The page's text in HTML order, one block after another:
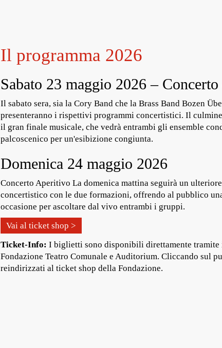
Il programma 2026
Sabato 23 maggio 2026 –
Il sabato sera, sia la Cory Band che la Brass Band Bozen
presenteranno i rispettivi programmi concertistici. Il culmine
il gran finale musicale, che vedrà entrambi gli ensemble
palcoscenico per un'esibizione congiunta.
Domenica 24 maggio 2026
Concerto Aperitivo La domenica mattina seguirà un
concertistico con le due formazioni, offrendo al pubblico
occasione per ascoltare dal vivo entrambi i gruppi.
Vai al ticket shop >
Ticket-Info: I biglietti sono disponibili direttamente tramite
Fondazione Teatro Comunale e Auditorium. Cliccando sul
reindirizzati al ticket shop della Fondazione.